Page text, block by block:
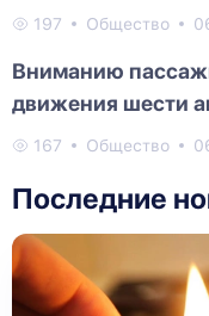
197 Общество
Вниманию
движения шести
167 Общество
Последние